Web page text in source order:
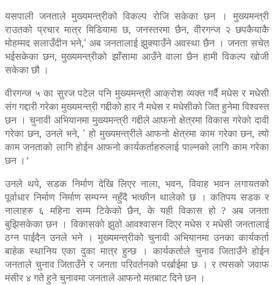
यसपाली जनताले मुख्यमन्त्रीको विकल्प रोजि सकेका छन । मुख्यमन्त्री
राउतको प्रचार मात्र मिडियामा छ, जनस्तरमा छैन, वीरगन्ज २ छपकैयाकै
मोहम्मद सलाउँदीन भने,‘ अब जनतालाई झुक्याउँने अवस्था छैन । जनता सचेत
भईसकेका छन, मुख्यमन्त्रीको झाँसामा आउँने वाला छैन हामी विकल्प खोजी
सकेका छौ ।
वीरगन्ज ५ का सुरज पटेल पनि मुख्यमन्त्री आक्रोश व्यक्त गर्दै मधेस र मधेसी
संग गद्दारी गरेका मुख्यमन्त्री गद्दीको हार नै मधेस र मधेसीको जित हुनेमा विश्वस्त
छन । चुनावी अभियानमा मुख्यमन्त्री गद्दीले आफनो क्षेत्रमा विकास गरेको दावी
गरेका छन, उनले भने, ‘ हो मुख्यमन्त्रीले आफनो क्षेत्रमा काम गरेका छन, त्यो
काम जनताको लागि होईन आफनो कार्यकर्ताहरुलाई पाल्नको लागि काम गरेका
छन ।’
उनले थपे, सडक निर्माण देखि लिएर नाला, भवन, विवाह भवन लगायतको
पूर्वाधार निर्माण निर्माण सम्पन्न नहुँदै भत्कीन थालेको छ । कतिपय सडक र
नालाहरु ६ महिना सम्म टिकेको छैन, के यही विकास हो ? अब जनता
बुझिसकेका छन । विकासको झुठो आवश्वासन दिएर मधेस र मधेसी जनतालाई
ठग्न पाईदैन उनले भने । मुख्यमन्त्रीको चुनावी अभियानमा उनका कार्यकर्ता
बाहेक स्थानिय एका दुका मात्र हुन्छ । कार्यकर्ताले चुनाव जिताउँने होईन
जनताले चुनाव जिताउँने र जनता परिवर्तनको पर्खाईमा छ । र त्यसको जवाफ
मंसीर ४ गते हुने चुनावमा जनताले आफनो मतबाट दिने छन ।